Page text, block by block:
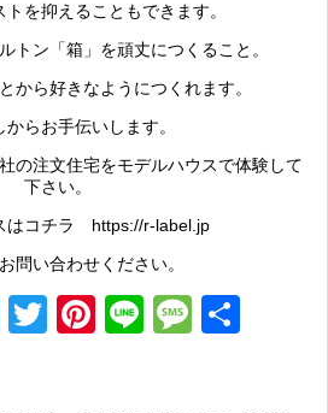
を抑えることもできます。
トン「箱」を頑丈につくること。
から好きなようにつくれます。
からお手伝いします。
の注文住宅をモデルハウスで体験して
下さい。
はコチラ https://r-label.jp
問い合わせください。
Facebook
TwitterPinterest
Line